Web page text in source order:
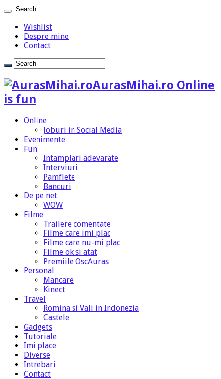
Wishlist
Despre mine
Contact
AurasMihai.ro Online
is fun
Online
Joburi in Social Media
Evenimente
Fun
Intamplari adevarate
Interviuri
Pamflete
Bancuri
De pe net
WOW
Filme
Trailere comentate
Filme care imi plac
Filme care nu-mi plac
Filme ok si atat
Premiile OscAuras
Personal
Mancare
Kinect
Travel
Romina si Vali in Indonezia
Castele
Gadgets
Tutoriale
Imi place
Diverse
Intrebari
Contact